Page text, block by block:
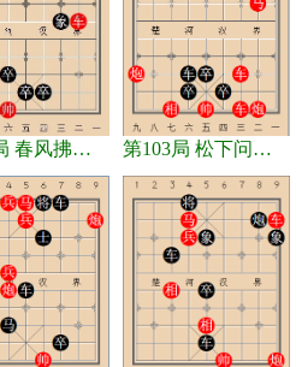
第102局 春风拂垂杨 第103局 松下问童子